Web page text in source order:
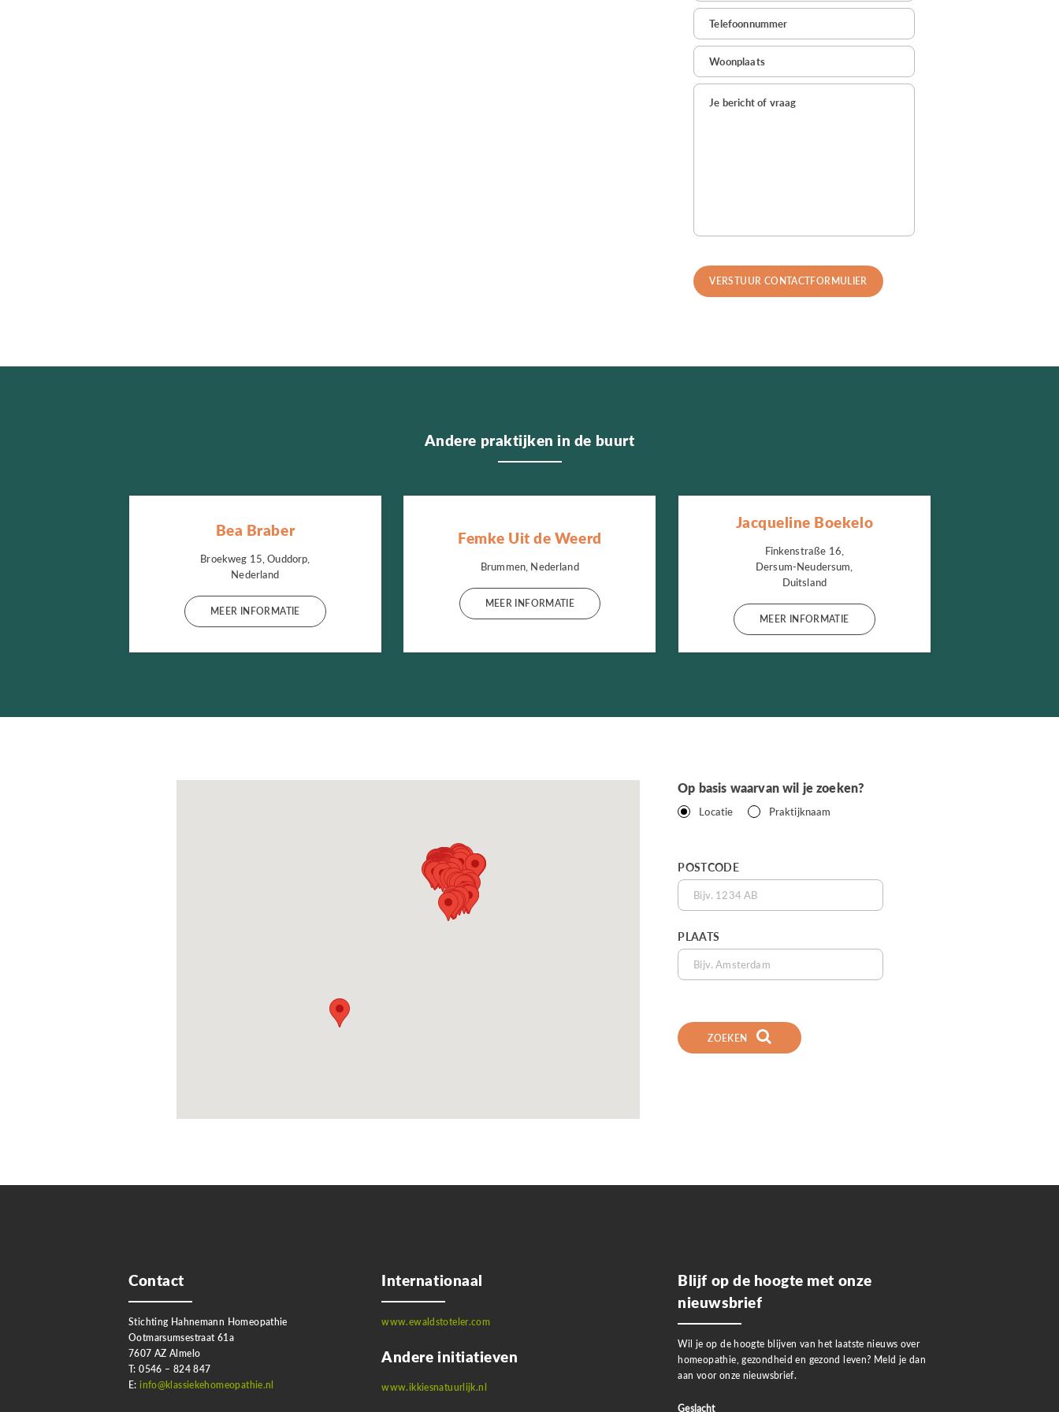
Andere praktijken in de buurt
Bea Braber
Broekweg 15, Ouddorp,
Nederland
MEER INFORMATIE
Femke Uit de Weerd
Brummen, Nederland
MEER INFORMATIE
Jacqueline Boekelo
Finkenstraße 16,
Dersum-Neudersum,
Duitsland
MEER INFORMATIE
Op basis waarvan wil je zoeken?
Locatie Praktijknaam
POSTCODE
PLAATS
ZOEKEN
Contact
Stichting Hahnemann Homeopathie
Ootmarsumsestraat 61a
7607 AZ Almelo
T: 0546 – 824 847
E:info@klassiekehomeopathie.nl
Internationaal
www.ewaldstoteler.com
Andere initiatieven
www.ikkiesnatuurlijk.nl
Blijf op de hoogte met onze
nieuwsbrief
Wil je op de hoogte blijven van het laatste nieuws over
homeopathie, gezondheid en gezond leven? Meld je dan
aan voor onze nieuwsbrief.
Geslacht